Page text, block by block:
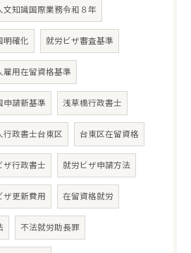
文知識国際業務令和８年
明確化 就労ビザ審査基準
雇用在留資格基準
申請新基準 浅草橋行政書士
行政書士台東区 台東区在留資格
ザ行政書士 就労ビザ申請方法
ザ更新費用 在留資格就労
不法就労助長罪